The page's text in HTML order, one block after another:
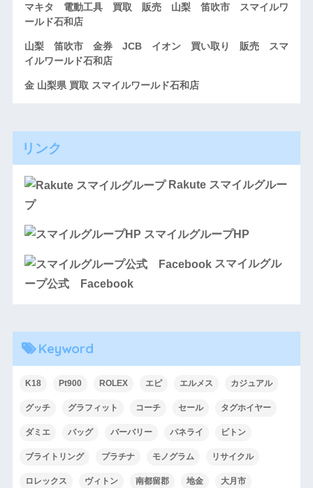
マキタ 電動工具 買取 販売 山梨 笛吹市 スマイルワ
ールド石和店
山梨 笛吹市 金券 JCB イオン 買い取り 販売 スマ
イルワールド石和店
金 山梨県 買取 スマイルワールド石和店
リンク
Rakute スマイルグルー
プ
スマイルグループHP
スマイルグル
ープ公式 Facebook
Keyword
K18 Pt900 ROLEX エピ エルメス カジュアル
グッチ グラフィット コーチ セール タグホイヤー
ダミエ バッグ バーバリー パネライ ビトン
ブライトリング プラチナ モノグラム リサイクル
ロレックス ヴィトン 南都留郡 地金 大月市